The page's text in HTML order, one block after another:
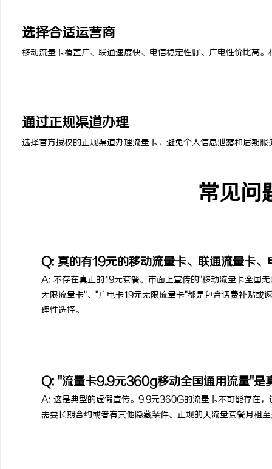
选择合适运营商
移动流量卡覆盖广、联通速度快、电信稳定性好、广电性价比高
通过正规渠道办理
选择官方授权的正规渠道办理流量卡，避免个人信息泄露和后期
常见问
Q: 真的有19元的移动流量卡、联通流量卡、
A: 不存在真正的19元套餐。市面上宣传的"移动流量卡全国
无限流量卡"、"广电卡19元无限流量卡"都是包含话费补贴或
理性选择。
Q: "流量卡9.9元360g移动全国通用流量"是
A: 这是典型的虚假宣传。9.9元360G的流量卡不可能存在
需要长期合约或者有其他隐藏条件。正规的大流量套餐月租